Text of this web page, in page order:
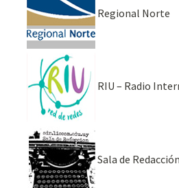
Regional Norte
RIU – Radio
Sala de